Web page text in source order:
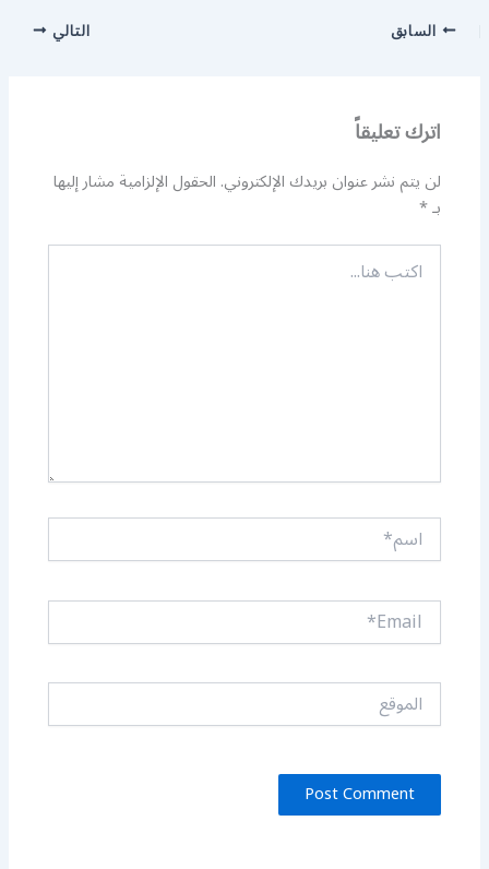
السابق التالي
اترك تعليقاً
لن يتم نشر عنوان بريدك الإلكتروني.الحقول الإلزامية مشار إليها
بـ*
اكتب
هنا...
اسم*
Email*
الموقع